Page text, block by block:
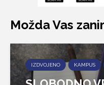
Možda Vas
IZDVOJENO KAMPUS